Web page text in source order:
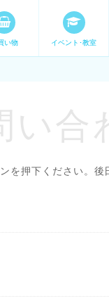
現ステ
い物 イベント･教室
い合
を押下ください。